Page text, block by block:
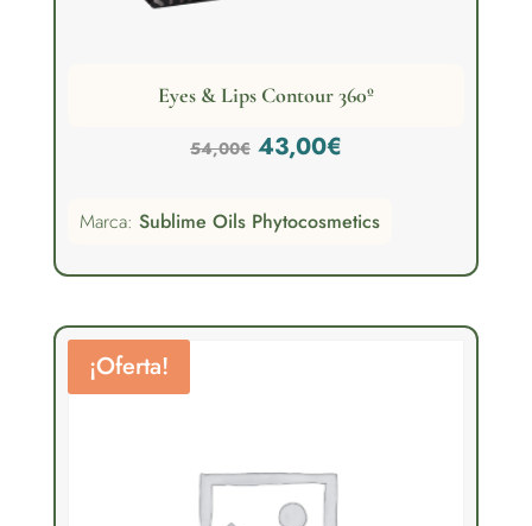
Eyes & Lips Contour 360º
54,00€ El
original
era:
43,00€El
actual
es:
Marca: Sublime Oils Phytocosmetics
¡Oferta!